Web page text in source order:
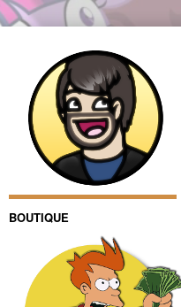
BOUTIQUE